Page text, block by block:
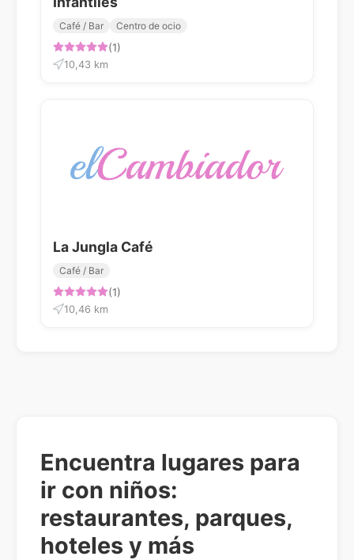
Café / Bar Centro de ocio
(1)
10,43 km
La Jungla Café
Café / Bar
(1)
10,46 km
Encuentra lugares para
ir con niños:
restaurantes, parques,
hoteles y más